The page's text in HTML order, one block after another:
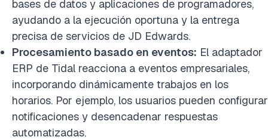
bases de datos y aplicaciones de programadores,
ayudando a la ejecución oportuna y la entrega
precisa de servicios de JD Edwards.
Procesamiento basado en eventos: El adaptador
ERP de Tidal reacciona a eventos empresariales,
incorporando dinámicamente trabajos en los
horarios. Por ejemplo, los usuarios pueden configurar
notificaciones y desencadenar respuestas
automatizadas.